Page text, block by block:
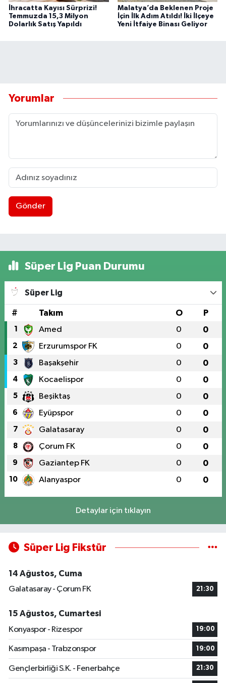
İhracatta Kayısı Sürprizi!
Temmuzda 15,3 Milyon
Dolarlık Satış Yapıldı
Malatya’da Beklenen Proje
İçin İlk Adım Atıldı! İki İlçeye
Yeni İtfaiye Binası Geliyor
Yorumlar
Gönder
Süper Lig Puan Durumu
Süper Lig
# Takım O P
1 Amed 0 0
2 Erzurumspor FK 0 0
3 Başakşehir 0 0
4 Kocaelispor 0 0
5 Beşiktaş 0 0
6 Eyüpspor 0 0
7 Galatasaray 0 0
8 Çorum FK 0 0
9 Gaziantep FK 0 0
10 Alanyaspor 0 0
Detaylar için tıklayın
Süper Lig Fikstür
14 Ağustos, Cuma
Galatasaray - Çorum FK
21:30
15 Ağustos, Cumartesi
Konyaspor - Rizespor
19:00
Kasımpaşa - Trabzonspor 19:00
Gençlerbirliği S.K. - Fenerbahçe 21:30